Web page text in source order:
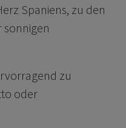
Spaniens, zu den
sonnigen
zu
oder